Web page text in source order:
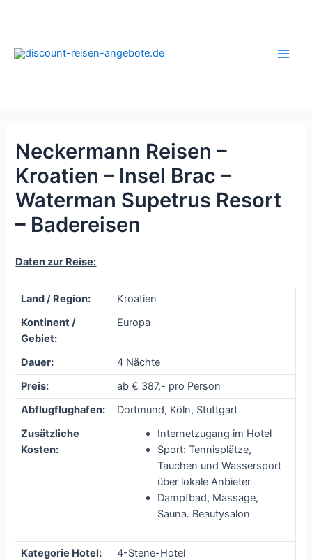
Neckermann Reisen –
Kroatien – Insel Brac –
Waterman Supetrus Resort
– Badereisen
Daten zur Reise:
Land / Region:
Kroatien
Kontinent /
Gebiet:
Europa
Dauer:
4 Nächte
Preis:
ab € 387,- pro Person
Abflugflughafen:
Dortmund, Köln, Stuttgart
Zusätzliche
Kosten:
Internetzugang im Hotel
Sport: Tennisplätze,
Tauchen und Wassersport
über lokale Anbieter
Dampfbad, Massage,
Sauna. Beautysalon
Kategorie Hotel:
4-Stene-Hotel